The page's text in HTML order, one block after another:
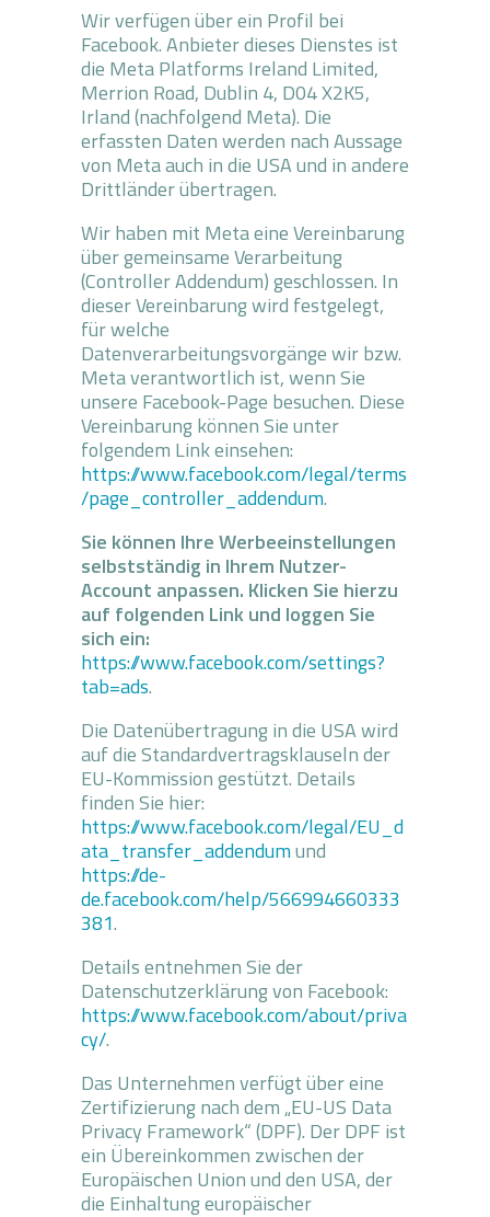
Wir verfügen über ein Profil bei
Facebook. Anbieter dieses Dienstes ist
die Meta Platforms Ireland Limited,
Merrion Road, Dublin 4, D04 X2K5,
Irland (nachfolgend Meta). Die
erfassten Daten werden nach Aussage
von Meta auch in die USA und in andere
Drittländer übertragen.
Wir haben mit Meta eine Vereinbarung
über gemeinsame Verarbeitung
(Controller Addendum) geschlossen. In
dieser Vereinbarung wird festgelegt,
für welche
Datenverarbeitungsvorgänge wir bzw.
Meta verantwortlich ist, wenn Sie
unsere Facebook-Page besuchen. Diese
Vereinbarung können Sie unter
folgendem Link einsehen:
https://www.facebook.com/legal/terms
/page_controller_addendum.
Sie können Ihre Werbeeinstellungen
selbstständig in Ihrem Nutzer-
Account anpassen. Klicken Sie hierzu
auf folgenden Link und loggen Sie
sich ein:
https://www.facebook.com/settings?
tab=ads.
Die Datenübertragung in die USA wird
auf die Standardvertragsklauseln der
EU-Kommission gestützt. Details
finden Sie hier:
https://www.facebook.com/legal/EU_d
ata_transfer_addendumund
https://de-
de.facebook.com/help/566994660333
381.
Details entnehmen Sie der
Datenschutzerklärung von Facebook:
https://www.facebook.com/about/priva
cy/.
Das Unternehmen verfügt über eine
Zertifizierung nach dem „EU-US Data
Privacy Framework“ (DPF). Der DPF ist
ein Übereinkommen zwischen der
Europäischen Union und den USA, der
die Einhaltung europäischer